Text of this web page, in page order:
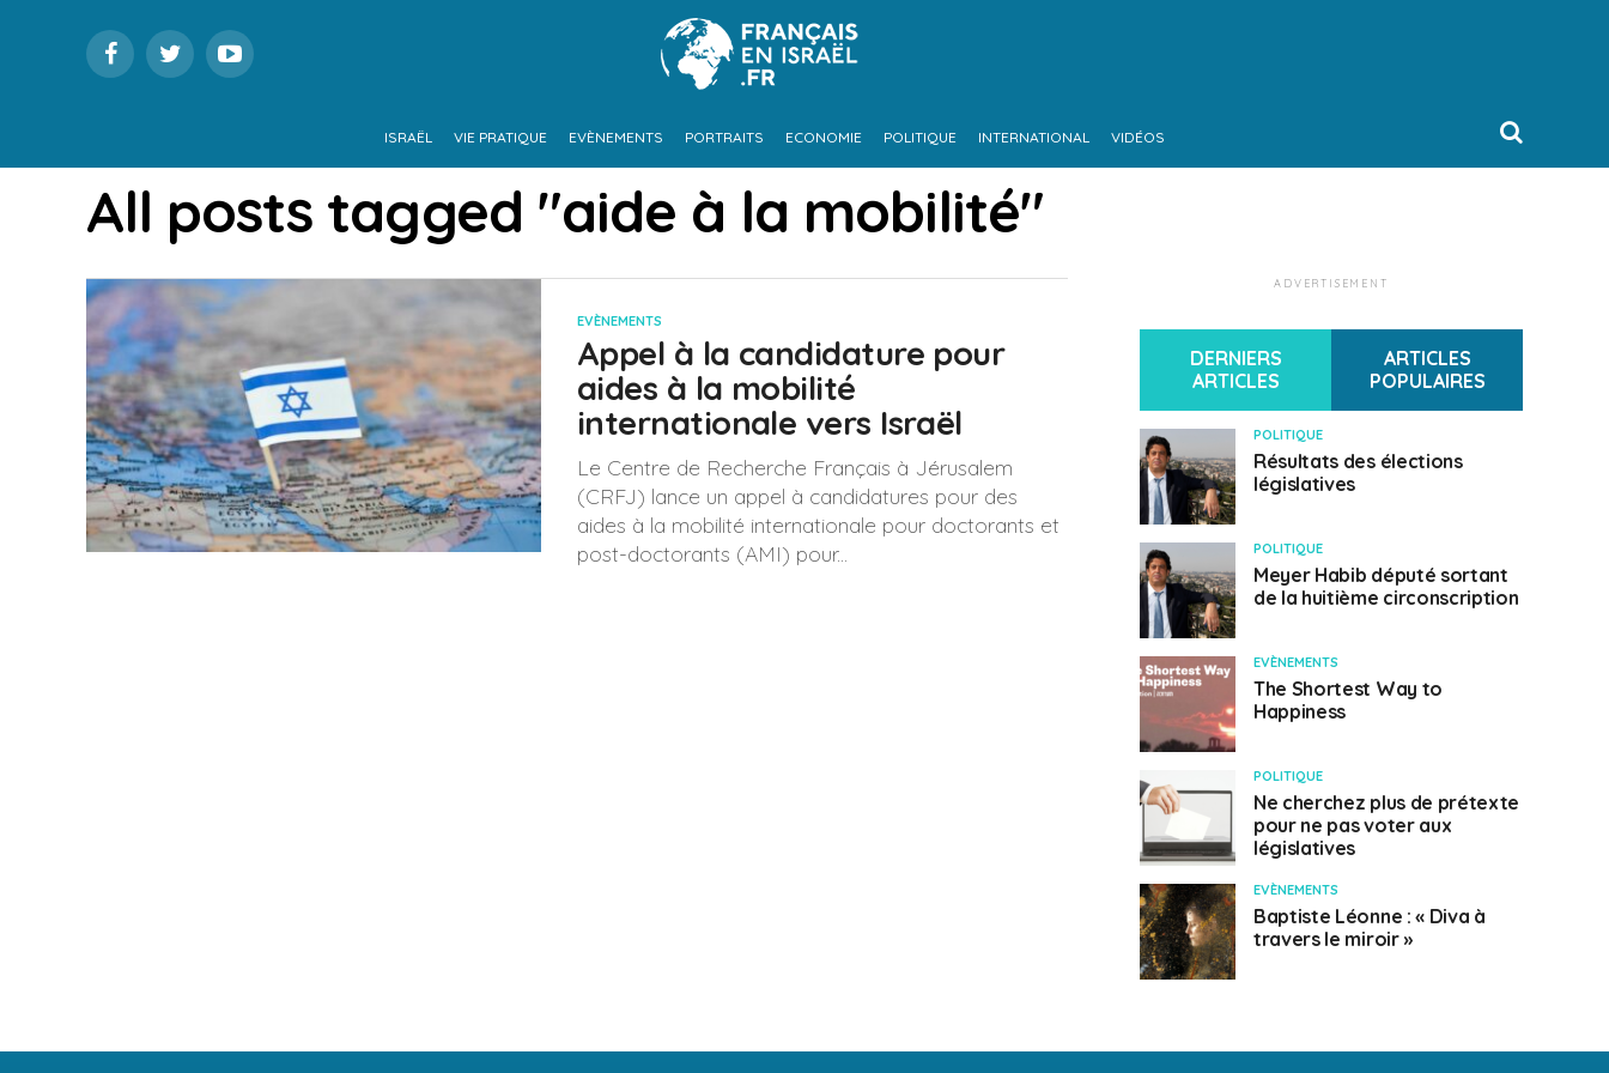
ISRAËL VIE PRATIQUE EVÈNEMENTS PORTRAITS ECONOMIE POLITIQUE INTERNATIONAL VIDÉOS
All posts tagged "aide à la mobilité"
EVÈNEMENTS
Appel à la candidature pour
aides à la mobilité
internationale vers Israël
Le Centre de Recherche Français à Jérusalem
(CRFJ) lance un appel à candidatures pour des
aides à la mobilité internationale pour doctorants et
post-doctorants (AMI) pour...
ADVERTISEMENT
DERNIERS
ARTICLES
ARTICLES
POPULAIRES
POLITIQUE
Résultats des élections
législatives
POLITIQUE
Meyer Habib député sortant
de la huitième circonscription
EVÈNEMENTS
The Shortest Way to
Happiness
POLITIQUE
Ne cherchez plus de prétexte
pour ne pas voter aux
législatives
EVÈNEMENTS
Baptiste Léonne : « Diva à
travers le miroir »